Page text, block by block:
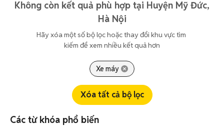
Không còn kết quả phù hợp tại Huyện Mỹ Đức,
Hà Nội
Hãy xóa một số bộ lọc hoặc thay đổi khu vực tìm
kiếm để xem nhiều kết quả hơn
Xe máy
Xóa tất cả bộ lọc
Các từ khóa phổ biến